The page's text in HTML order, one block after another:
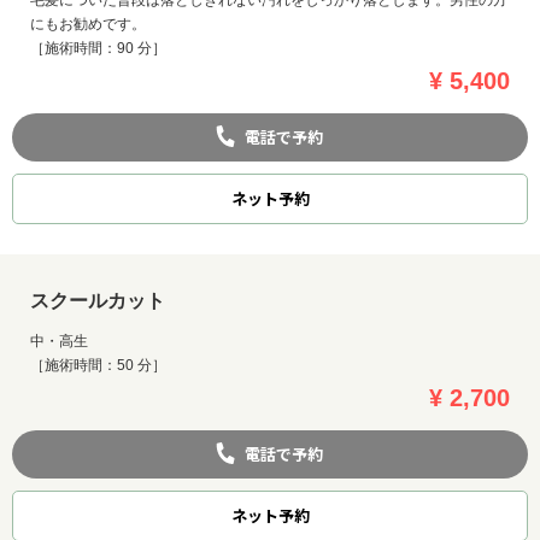
にもお勧めです。
［施術時間：90 分］
¥ 5,400
電話で予約
ネット予約
スクールカット
中・高生
［施術時間：50 分］
¥ 2,700
電話で予約
ネット予約